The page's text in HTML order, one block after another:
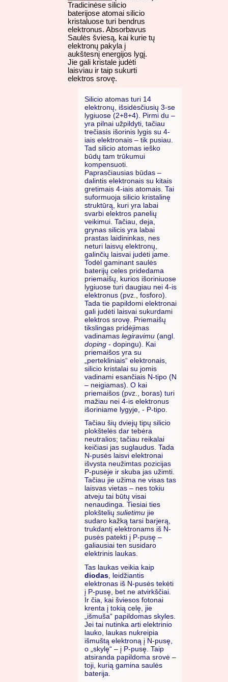
Tradicinėse silicio
baterijose atomai silicio
kristaluose turi bendrus
elektronus. Absorbavus
Saulės šviesą, kai kurie tų
elektronų pakyla į
aukštesnį energijos lygį.
Jie gali kristale judėti
laisviau ir taip sukurti
elektros srovę.
Silicio atomas turi 14
elektronų, išsidėsčiusių 3-se
lygiuose (2+8+4). Pirmi du –
yra pilnai užpildyti, tačiau
trečiasis išorinis lygis su 4-
iais elektronais – tik pusiau.
Tad silicio atomas ieško
būdų tam trūkumui
kompensuoti.
Paprasčiausias būdas –
dalintis elektronais su kitais
gretimais 4-iais atomais. Tai
suformuoja silicio kristalinę
struktūrą, kuri yra labai
svarbi elektros panelių
veikimui. Tačiau, deja,
grynas silicis yra labai
prastas laidininkas, nes
neturi laisvų elektronų,
galinčių laisvai judėti jame.
Todėl gaminant saulės
baterijų celes pridedama
priemaišų, kurios išoriniuose
lygiuose turi daugiau nei 4-is
elektronus (pvz., fosforo).
Tada tie papildomi elektronai
gali judėti laisvai sukurdami
elektros srovę. Priemaišų
tikslingas pridėjimas
vadinamas legiravimu (angl.
doping - dopingu). Kai
priemaišos yra su
„pertekliniais“ elektronais,
silicio kristalai su jomis
vadinami esančiais N-tipo (N
– neigiamas). O kai
priemaišos (pvz., boras) turi
mažiau nei 4-is elektronus
išoriniame lygyje, - P-tipo.
Tačiau šių dviejų tipų silicio
plokštelės dar tebėra
neutralios; tačiau reikalai
keičiasi jas suglaudus. Tada
N-pusės laisvi elektronai
išvysta neužimtas pozicijas
P-pusėje ir skuba jas užimti.
Tačiau jie užima ne visas tas
laisvas vietas – nes tokiu
atveju tai būtų visai
nenaudinga. Tiesiai ties
plokštelių sulietimu jie
sudaro kažką tarsi barjerą,
trukdantį elektronams iš N-
pusės patekti į P-pusę –
galiausiai ten susidaro
elektrinis laukas.
Tas laukas veikia kaip
diodas , leidžiantis
elektronas iš N-pusės tekėti
į P-pusę, bet ne atvirkščiai.
Ir čia, kai šviesos fotonai
krenta į tokią celę, jie
„išmuša“ papildomas skyles.
Jei tai nutinka arti elektrinio
lauko, laukas nukreipia
išmuštą elektroną į N-pusę,
o „skylę“ – į P-pusę. Taip
atsiranda papildoma srovė –
toji, kurią gamina saulės
baterija.